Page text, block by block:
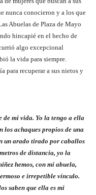
nunca conocieron y a los que
Abuelas de Plaza de Mayo
hincapié en el hecho de
algo excepcional
la vida para siempre.
para recuperar a sus nietos y
de mi vida. Yo la tengo a ella
los achaques propios de una
un arado tirado por caballos
de distancia, yo la
hemos, con mi abuela,
e irrepetible vínculo.
saben que ella es mi